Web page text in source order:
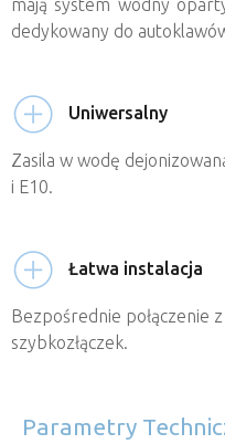
mają system wodny
dedykowany do
Uniwersalny
Zasila w wodę
i E10.
Łatwa instalacja
Bezpośrednie połączenie
szybkozłączek.
Parametry